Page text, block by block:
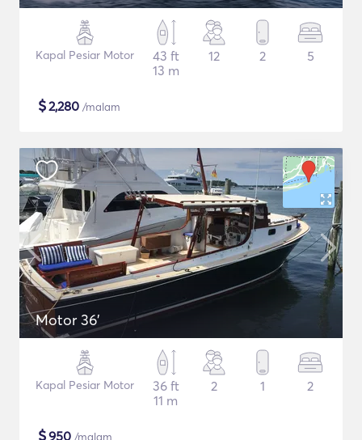
Kapal Pesiar Motor
43 ft
13 m
12 2 5
$2,280 /malam
Motor 36'
Kapal Pesiar Motor
36 ft
11 m
2 1 2
$950 /malam